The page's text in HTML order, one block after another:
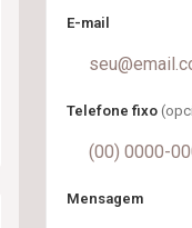
E-mail
Telefone fixo
Mensagem